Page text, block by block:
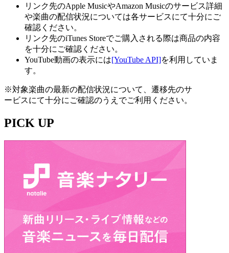
リンク先のApple MusicやAmazon Musicのサービス詳細
や楽曲の配信状況については各サービスにて十分にご
確認ください。
リンク先のiTunes Storeでご購入される際は商品の内容
を十分にご確認ください。
YouTube動画の表示には[YouTube API]を利用していま
す。
※対象楽曲の最新の配信状況について、遷移先のサ
ービスにて十分にご確認のうえでご利用ください。
PICK UP